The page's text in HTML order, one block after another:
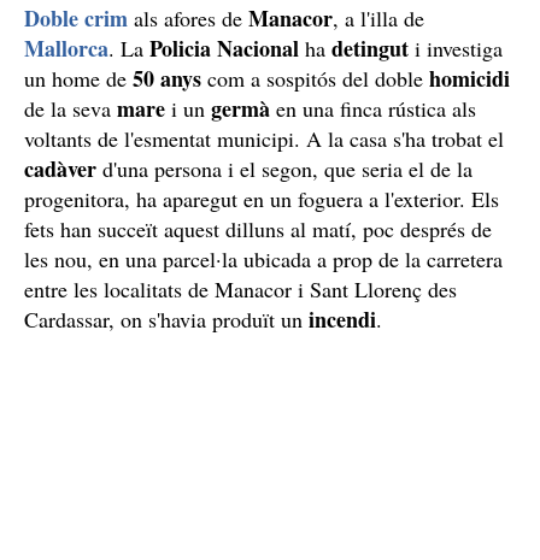
Doble crim als afores de Manacor, a l'illa de
Mallorca. La Policia Nacional ha detingut i investiga
un home de 50 anys com a sospitós del doble homicidi
de la seva mare i un germà en una finca rústica als
voltants de l'esmentat municipi. A la casa s'ha trobat el
cadàver d'una persona i el segon, que seria el de la
progenitora, ha aparegut en un foguera a l'exterior. Els
fets han succeït aquest dilluns al matí, poc després de
les nou, en una parcel·la ubicada a prop de la carretera
entre les localitats de Manacor i Sant Llorenç des
Cardassar, on s'havia produït un incendi.